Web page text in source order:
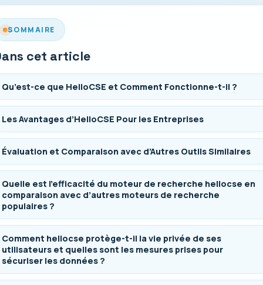
SOMMAIRE
cet article
Qu’est-ce que HelloCSE et Comment Fonctionne-t-il ?
Les Avantages d’HelloCSE Pour les Entreprises
Évaluation et Comparaison avec d’Autres Outils Similaires
Quelle est l’efficacité du moteur de recherche hellocse en
comparaison avec d’autres moteurs de recherche
populaires ?
Comment hellocse protège-t-il la vie privée de ses
utilisateurs et quelles sont les mesures prises pour
sécuriser les données ?